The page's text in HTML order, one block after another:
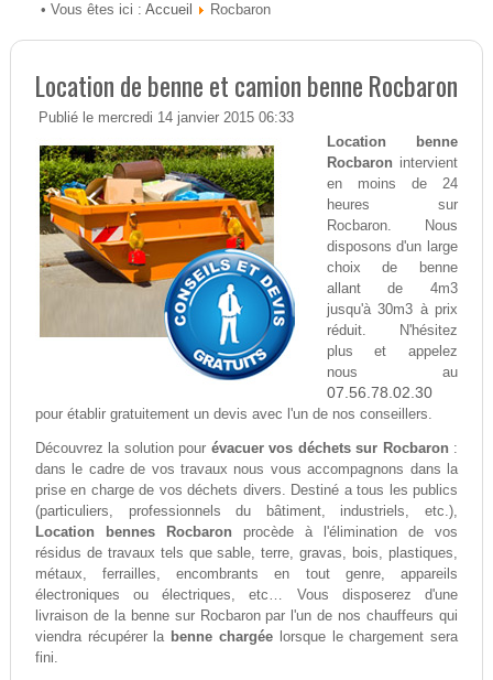
• Vous êtes ici : Accueil Rocbaron
Location de benne et camion benne Rocbaron
Publié le mercredi 14 janvier 2015 06:33
Location benne
Rocbaron intervient
en moins de 24
heures sur
Rocbaron. Nous
disposons d'un large
choix de benne
allant de 4m3
jusqu'à 30m3 à prix
réduit. N'hésitez
plus et appelez
nous au
07.56.78.02.30
pour établir gratuitement un devis avec l'un de nos conseillers.
Découvrez la solution pour évacuer vos déchets sur Rocbaron :
dans le cadre de vos travaux nous vous accompagnons dans la
prise en charge de vos déchets divers. Destiné a tous les publics
(particuliers, professionnels du bâtiment, industriels, etc.),
Location bennes Rocbaron procède à l'élimination de vos
résidus de travaux tels que sable, terre, gravas, bois, plastiques,
métaux, ferrailles, encombrants en tout genre, appareils
électroniques ou électriques, etc… Vous disposerez d'une
livraison de la benne sur Rocbaron par l'un de nos chauffeurs qui
viendra récupérer la benne chargée lorsque le chargement sera
fini.